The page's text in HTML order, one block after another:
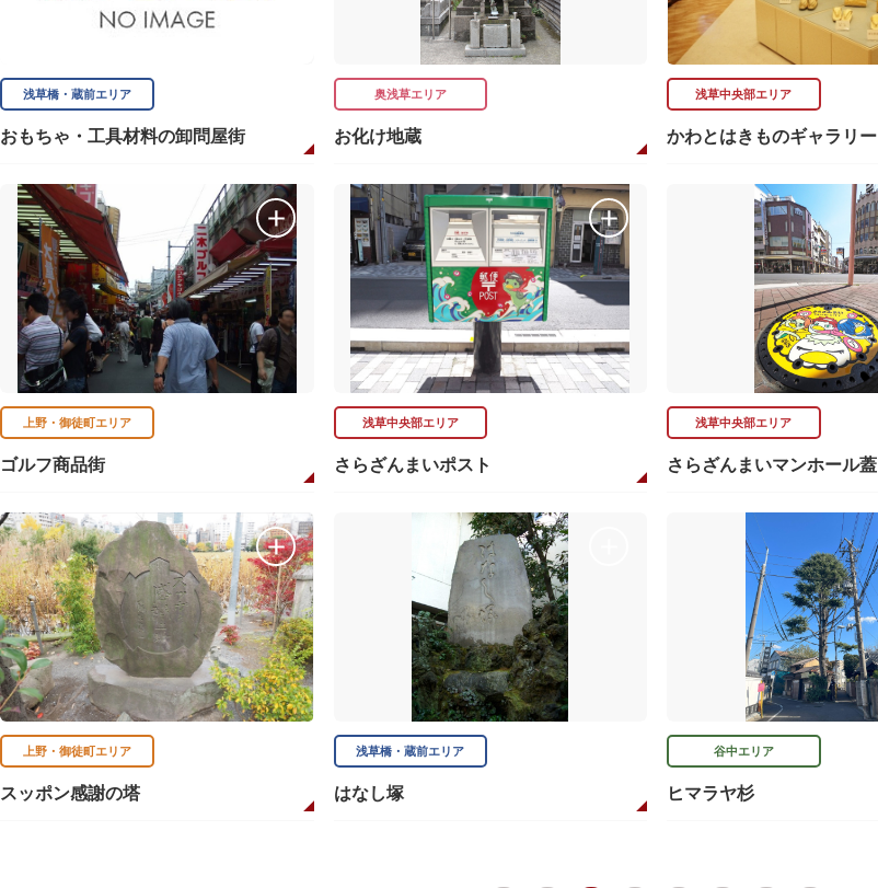
浅草橋・蔵前エリア
おもちゃ・工具材料の卸問屋街
奥浅草エリア
お化け地蔵
浅草中央部エリア
かわとはきものギャラリー
上野・御徒町エリア
ゴルフ商品街
浅草中央部エリア
さらざんまいポスト
浅草中央部エリア
さらざんまいマンホール蓋
上野・御徒町エリア
スッポン感謝の塔
浅草橋・蔵前エリア
はなし塚
谷中エリア
ヒマラヤ杉